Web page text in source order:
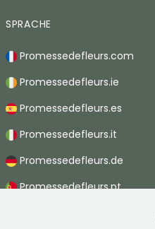
SPRACHE
Promessedefleurs.com
Promessedefleurs.ie
Promessedefleurs.es
Promessedefleurs.it
Promessedefleurs.de
Promessedefleurs.pt